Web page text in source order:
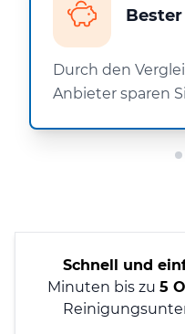
Durch den
Anbieter sparen
Schnell und
Minuten bis zu 5